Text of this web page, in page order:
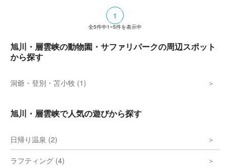
1
全5件中1~5件を表示中
旭川・層雲峡の動物園・サファリパークの周辺スポット
から探す
洞爺・登別・苫小牧 (1)
旭川・層雲峡で人気の遊びから探す
日帰り温泉 (2)
ラフティング (4)